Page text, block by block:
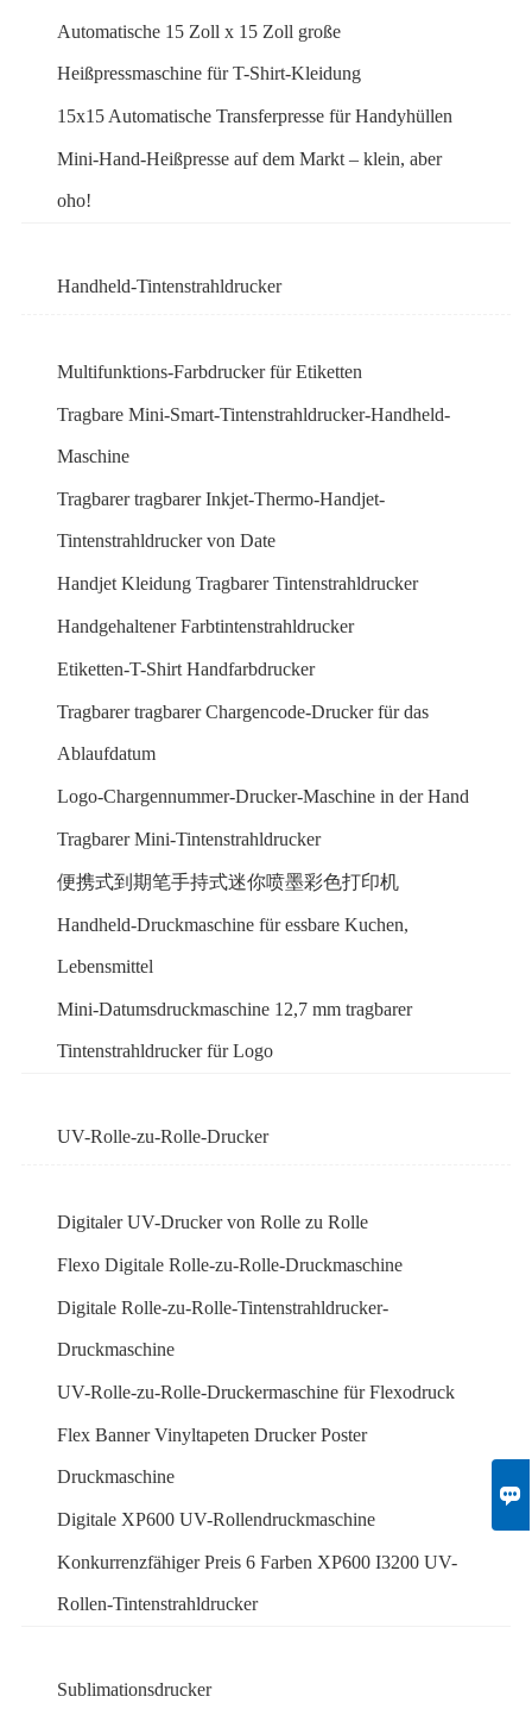

Automatische 15 Zoll x 15 Zoll große
Heißpressmaschine für T-Shirt-Kleidung
15x15 Automatische Transferpresse für Handyhüllen
Mini-Hand-Heißpresse auf dem Markt – klein, aber
oho!
Handheld-Tintenstrahldrucker
Multifunktions-Farbdrucker für Etiketten
Tragbare Mini-Smart-Tintenstrahldrucker-Handheld-
Maschine
Tragbarer tragbarer Inkjet-Thermo-Handjet-
Tintenstrahldrucker von Date
Handjet Kleidung Tragbarer Tintenstrahldrucker
Handgehaltener Farbtintenstrahldrucker
Etiketten-T-Shirt Handfarbdrucker
Tragbarer tragbarer Chargencode-Drucker für das
Ablaufdatum
Logo-Chargennummer-Drucker-Maschine in der Hand
Tragbarer Mini-Tintenstrahldrucker
便携式到期笔手持式迷你喷墨彩色打印机
Handheld-Druckmaschine für essbare Kuchen,
Lebensmittel
Mini-Datumsdruckmaschine 12,7 mm tragbarer
Tintenstrahldrucker für Logo
UV-Rolle-zu-Rolle-Drucker
Digitaler UV-Drucker von Rolle zu Rolle
Flexo Digitale Rolle-zu-Rolle-Druckmaschine
Digitale Rolle-zu-Rolle-Tintenstrahldrucker-
Druckmaschine
UV-Rolle-zu-Rolle-Druckermaschine für Flexodruck
Flex Banner Vinyltapeten Drucker Poster
Druckmaschine
Digitale XP600 UV-Rollendruckmaschine
Konkurrenzfähiger Preis 6 Farben XP600 I3200 UV-
Rollen-Tintenstrahldrucker
Sublimationsdrucker